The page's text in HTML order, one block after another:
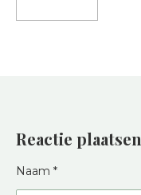
Reactie plaatsen
Naam *